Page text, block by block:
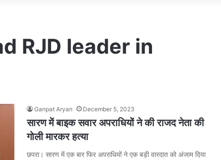
RJD leader in
Ganpat Aryan December 5, 2023
सारण में बाइक सवार अपराधियों ने की राजद नेता की
गोली मारकर हत्या
छपरा। सारण में एक बार फिर अपराधियों ने एक बड़ी वारदात को अंजाम दिया